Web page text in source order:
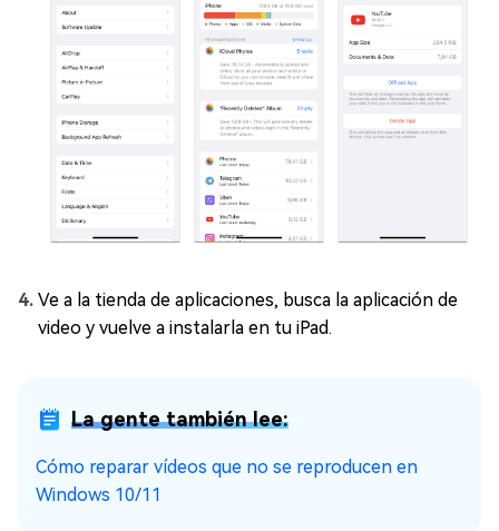
Ve a la tienda de aplicaciones, busca la aplicación de
video y vuelve a instalarla en tu iPad.
La gente también lee:
Cómo reparar vídeos que no se reproducen en
Windows 10/11